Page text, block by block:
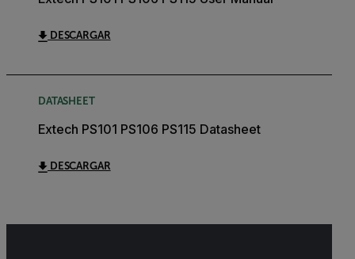
DESCARGAR
DATASHEET
Extech PS101 PS106 PS115 Datasheet
DESCARGAR